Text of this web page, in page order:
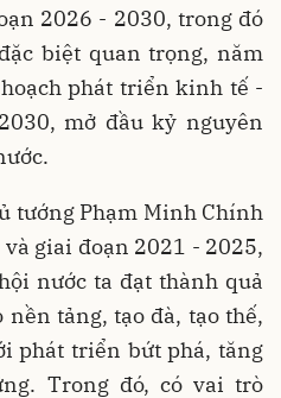
2026 - 2030, trong đó
biệt quan trọng, năm
phát triển kinh tế -
mở đầu kỷ nguyên
tướng Phạm Minh Chính
giai đoạn 2021 - 2025,
nước ta đạt thành quả
tảng, tạo đà, tạo thế,
phát triển bứt phá, tăng
Trong đó, có vai trò